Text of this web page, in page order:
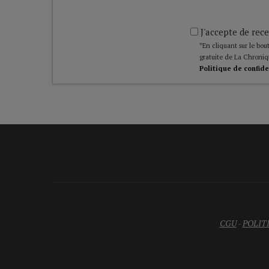
J'accepte de
*En cliquant sur le
gratuite de La
Politique de
CGU-